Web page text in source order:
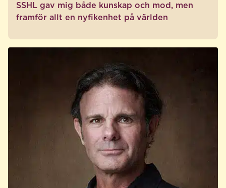
SSHL gav mig både kunskap och mod, men
framför allt en nyfikenhet på världen